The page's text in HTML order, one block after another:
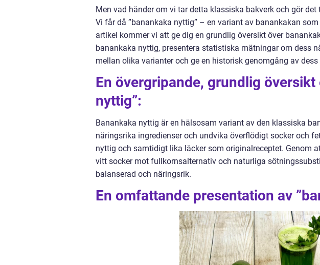
Men vad händer om vi tar detta klassiska bakverk och gör
Vi får då ”banankaka nyttig” – en variant av banankakan
artikel kommer vi att ge dig en grundlig översikt över
banankaka nyttig, presentera statistiska mätningar om dess
mellan olika varianter och ge en historisk genomgång av
En övergripande, grundlig översikt
nyttig”:
Banankaka nyttig är en hälsosam variant av den klassiska
näringsrika ingredienser och undvika överflödigt socker och
nyttig och samtidigt lika läcker som originalreceptet. Genom
vitt socker mot fullkornsalternativ och naturliga
balanserad och näringsrik.
En omfattande presentation av